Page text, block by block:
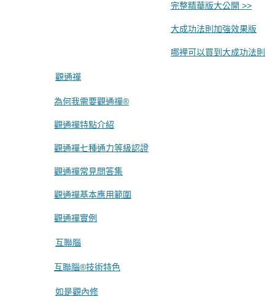
完整精華版大公開 >>
大成功法則加強效果版
哪裡可以買到大成功法則
觀通禪
為何我需要觀通禪®
觀通禪特點介紹
觀通禪七種通力等級認證
觀通禪常見問答集
觀通禪基本應用範圍
觀通禪實例
互聯腦
互聯腦®技術特色
如是觀內修